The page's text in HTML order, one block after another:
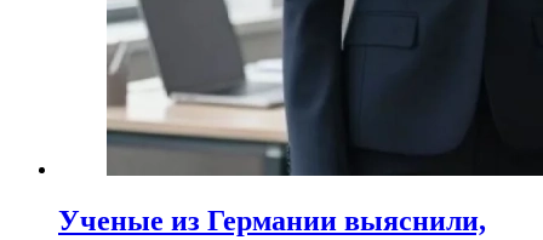
Ученые из Германии выяснили,